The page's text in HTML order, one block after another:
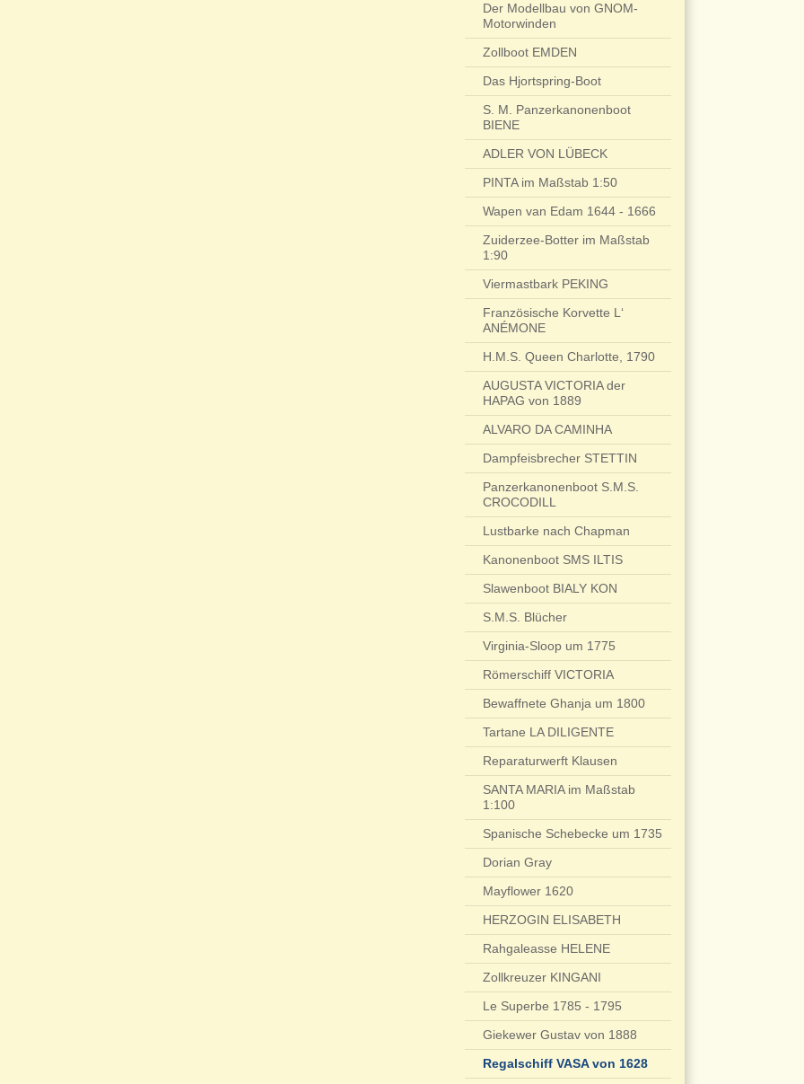
Der Modellbau von GNOM-
Motorwinden
Zollboot EMDEN
Das Hjortspring-Boot
S. M. Panzerkanonenboot
BIENE
ADLER VON LÜBECK
PINTA im Maßstab 1:50
Wapen van Edam 1644 - 1666
Zuiderzee-Botter im Maßstab
1:90
Viermastbark PEKING
Französische Korvette L‘
ANÉMONE
H.M.S. Queen Charlotte, 1790
AUGUSTA VICTORIA der
HAPAG von 1889
ALVARO DA CAMINHA
Dampfeisbrecher STETTIN
Panzerkanonenboot S.M.S.
CROCODILL
Lustbarke nach Chapman
Kanonenboot SMS ILTIS
Slawenboot BIALY KON
S.M.S. Blücher
Virginia-Sloop um 1775
Römerschiff VICTORIA
Bewaffnete Ghanja um 1800
Tartane LA DILIGENTE
Reparaturwerft Klausen
SANTA MARIA im Maßstab
1:100
Spanische Schebecke um 1735
Dorian Gray
Mayflower 1620
HERZOGIN ELISABETH
Rahgaleasse HELENE
Zollkreuzer KINGANI
Le Superbe 1785 - 1795
Giekewer Gustav von 1888
Regalschiff VASA von 1628